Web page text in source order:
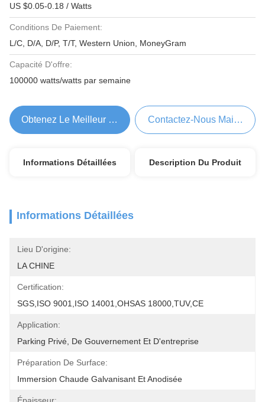
US $0.05-0.18 / Watts
Conditions De Paiement:
L/C, D/A, D/P, T/T, Western Union, MoneyGram
Capacité D'offre:
100000 watts/watts par semaine
Obtenez Le Meilleur Prix Contactez-Nous Maintenant
Informations Détaillées Description Du Produit
Informations Détaillées
Lieu D'origine:
LA CHINE
Certification:
SGS,ISO 9001,ISO 14001,OHSAS 18000,TUV,CE
Application:
Parking Privé, De Gouvernement Et D'entreprise
Préparation De Surface:
Immersion Chaude Galvanisant Et Anodisée